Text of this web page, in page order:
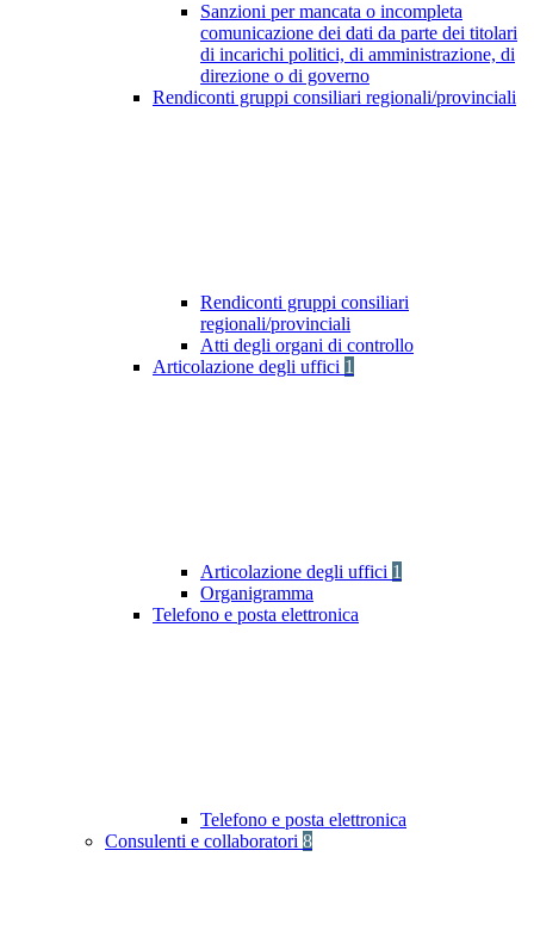
Sanzioni per mancata o incompleta
comunicazione dei dati da parte dei titolari
di incarichi politici, di amministrazione, di
direzione o di governo
Rendiconti gruppi consiliari regionali/provinciali
Rendiconti gruppi consiliari
regionali/provinciali
Atti degli organi di controllo
Articolazione degli uffici 1
Articolazione degli uffici 1
Organigramma
Telefono e posta elettronica
Telefono e posta elettronica
Consulenti e collaboratori 8